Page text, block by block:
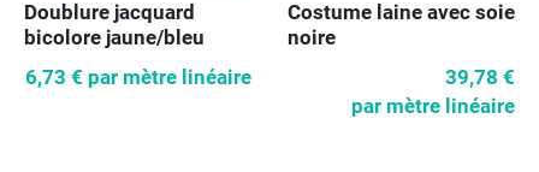
Doublure jacquard
bicolore jaune/bleu
6,73 € par mètre linéaire
Costume laine avec soie
noire
39,78 €
par mètre linéaire